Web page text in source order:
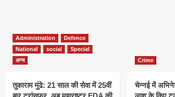
Administration
Defence
National
social
Special
अन्य
तुकाराम मुंढे: 21 साल की सेवा में 25वीं
Crime
चेन्नई में